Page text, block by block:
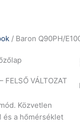
/ Baron Q90PH/
FELSŐ VÁLTOZAT
Közvetlen
és a hőmérséklet